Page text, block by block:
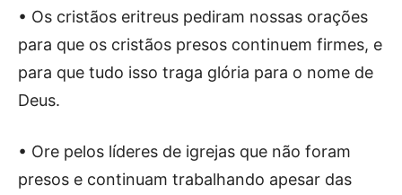
• Os cristãos eritreus pediram nossas orações
para que os cristãos presos continuem firmes, e
para que tudo isso traga glória para o nome de
Deus.
• Ore pelos líderes de igrejas que não foram
presos e continuam trabalhando apesar das